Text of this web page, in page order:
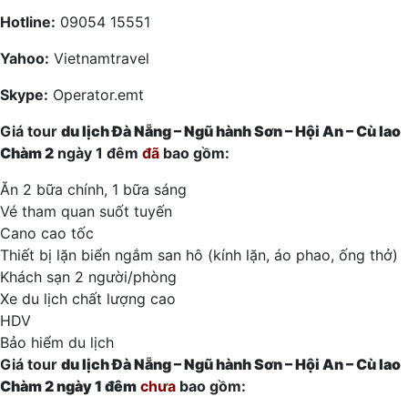
Hotline: 09054 15551
Yahoo: Vietnamtravel
Skype: Operator.emt
Giá tour du lịch Đà Nẵng – Ngũ hành Sơn – Hội An – Cù lao
Chàm 2 ngày 1 đêm đã bao gồm:
Ăn 2 bữa chính, 1 bữa sáng
Vé tham quan suốt tuyến
Cano cao tốc
Thiết bị lặn biển ngắm san hô (kính lặn, áo phao, ống thở)
Khách sạn 2 người/phòng
Xe du lịch chất lượng cao
HDV
Bảo hiểm du lịch
Giá tour du lịchĐà Nẵng – Ngũ hành Sơn – Hội An – Cù lao
Chàm 2ngày 1 đêm chưa bao gồm: